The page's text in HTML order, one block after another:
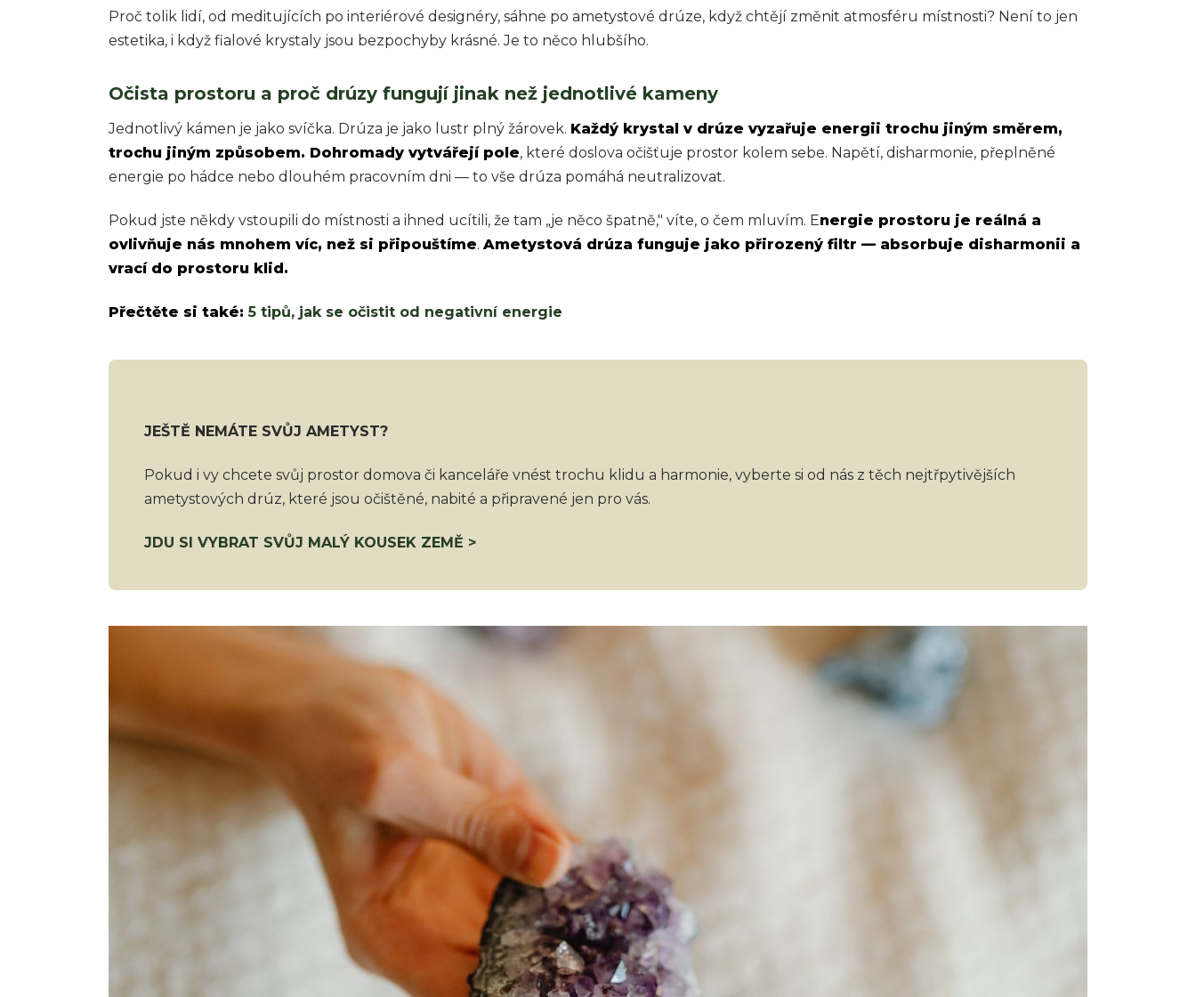
Proč tolik lidí, od meditujících po interiérové designéry, sáhne po ametystové drúze, když chtějí změnit atmosféru místnosti? Není to jen
estetika, i když fialové krystaly jsou bezpochyby krásné. Je to něco hlubšího.
Očista prostoru a proč drúzy fungují jinak než jednotlivé kameny
Jednotlivý kámen je jako svíčka. Drúza je jako lustr plný žárovek. Každý krystal v drúze vyzařuje energii trochu jiným směrem,
trochu jiným způsobem. Dohromady vytvářejí pole, které doslova očišťuje prostor kolem sebe. Napětí, disharmonie, přeplněné
energie po hádce nebo dlouhém pracovním dni — to vše drúza pomáhá neutralizovat.
Pokud jste někdy vstoupili do místnosti a ihned ucítili, že tam „je něco špatně," víte, o čem mluvím. Energie prostoru je reálná a
ovlivňuje nás mnohem víc, než si připouštíme. Ametystová drúza funguje jako přirozený filtr — absorbuje disharmonii a
vrací do prostoru klid.
Přečtěte si také:5 tipů, jak se očistit od negativní energie
JEŠTĚ NEMÁTE SVŮJ AMETYST?
Pokud i vy chcete svůj prostor domova či kanceláře vnést trochu klidu a harmonie, vyberte si od nás z těch nejtřpytivějších
ametystových drúz, které jsou očištěné, nabité a připravené jen pro vás.
JDU SI VYBRAT SVŮJ MALÝ KOUSEK ZEMĚ >